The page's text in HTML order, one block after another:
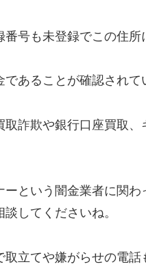
番号も未登録でこの住所
であることが確認されて
取詐欺や銀行口座買取
ーという闇金業者に関
してくださいね。
取立てや嫌がらせの電話